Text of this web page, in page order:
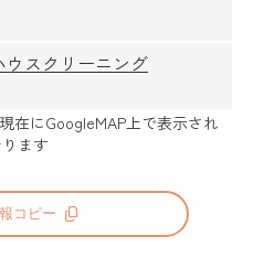
ウスクリーニング
現在にGoogleMAP上で表示され
ます
コピー